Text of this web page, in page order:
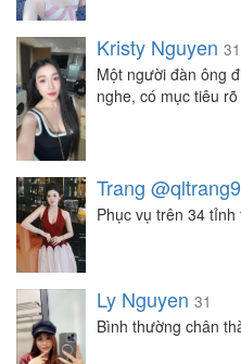
Kristy Nguyen 31
Một người đàn ông
nghe, có mục tiêu
Trang
Phục vụ trên 34 tỉnh
Ly Nguyen 31
Bình thường chân